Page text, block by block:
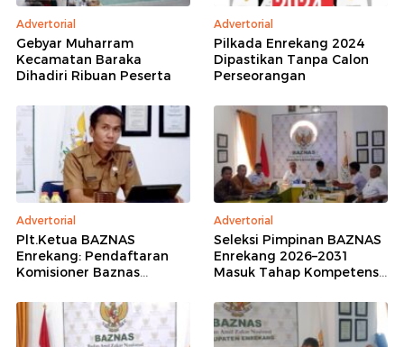
Advertorial
Gebyar Muharram
Kecamatan Baraka
Dihadiri Ribuan Peserta
Advertorial
Pilkada Enrekang 2024
Dipastikan Tanpa Calon
Perseorangan
Advertorial
Plt.Ketua BAZNAS
Enrekang: Pendaftaran
Komisioner Baznas
2031 Ditutup
Advertorial
Seleksi Pimpinan BAZNAS
Enrekang 2026–2031
Masuk Tahap Kompetensi,
Administrasi